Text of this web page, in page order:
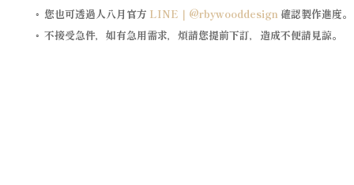
◦ 您也可透過人八月官方 LINE｜@rbywooddesign 確認製作進度。
◦ 不接受急件，如有急用需求，煩請您提前下訂，造成不便請見諒。